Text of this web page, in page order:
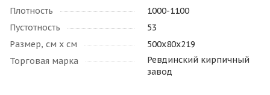
Плотность
1000-1100
Пустотность
53
Размер, см х см
500х80х219
Торговая марка
Ревдинский кирпичный
завод